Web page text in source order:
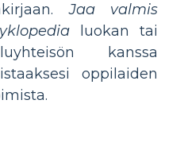
Jaa valmis
luokan tai
kanssa
oppilaiden